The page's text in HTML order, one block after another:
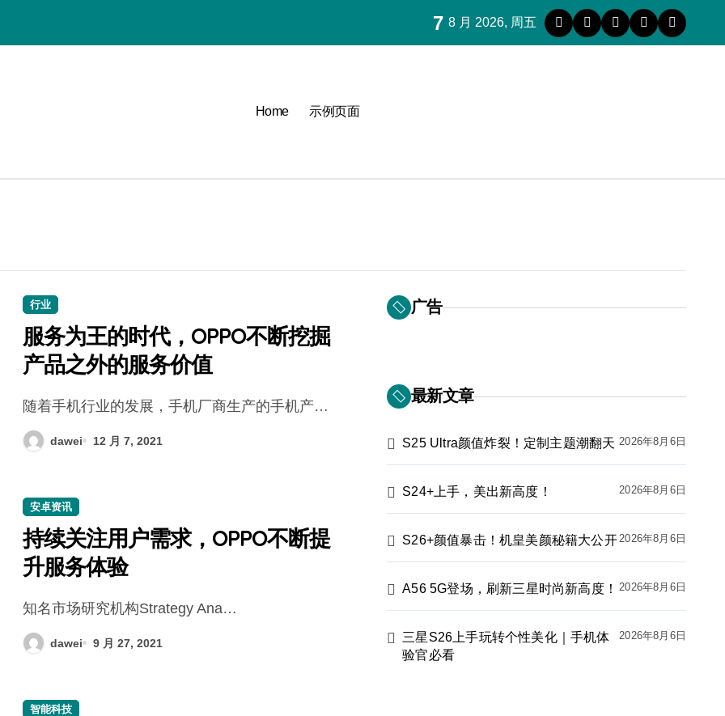
能
7 8 月 2026, 周五
Home 示例页面
行业
服务为王的时代，OPPO不断挖掘
产品之外的服务价值
随着手机行业的发展，手机厂商生产的手机产…
dawei 12 月 7, 2021
安卓资讯
持续关注用户需求，OPPO不断提
升服务体验
知名市场研究机构Strategy Ana…
dawei 9 月 27, 2021
智能科技
广告
最新文章
S25 Ultra颜值炸裂！定制主题潮翻天 2026年8月6日
S24+上手，美出新高度！ 2026年8月6日
S26+颜值暴击！机皇美颜秘籍大公开2026年8月6日
A56 5G登场，刷新三星时尚新高度！ 2026年8月6日
三星S26上手玩转个性美化｜手机体
验官必看
2026年8月6日